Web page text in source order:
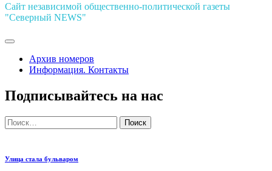
Сайт независимой общественно-политической газеты
"Северный NEWS"
Архив номеров
Информация. Контакты
Подписывайтесь на нас
Найти:
Улица стала бульваром